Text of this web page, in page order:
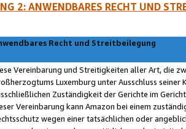
2: ANWENDBARES RECHT UND
Recht und Streitbeilegung
Vereinbarung und Streitigkeiten aller Art, die
Luxemburg unter Ausschluss
Zuständigkeit der Gerichte im
Vereinbarung kann Amazon bei einem
wegen einer tatsächlichen oder